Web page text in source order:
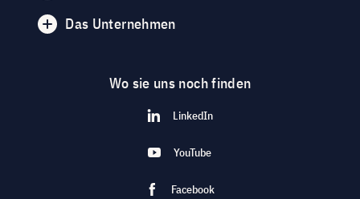
Das Unternehmen
Wo sie uns noch finden
LinkedIn
YouTube
Facebook